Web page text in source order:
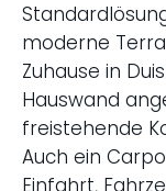
moderne
Zuhause in
Hauswand
freistehende
Auch ein
Einfahrt,